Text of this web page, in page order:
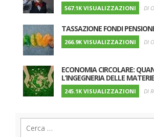
567.1K VISUALIZZAZIONI DI
TASSAZIONE FONDI
266.9K VISUALIZZAZIONI DI
ECONOMIA CIRCOLARE:
L’INGEGNERIA DELLE
245.1K VISUALIZZAZIONI DI